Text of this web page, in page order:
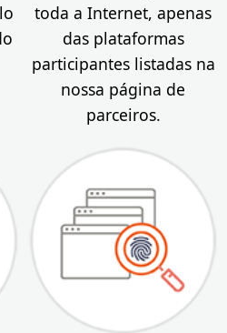
toda a Internet, apenas
das plataformas
participantes listadas na
nossa página de
parceiros.